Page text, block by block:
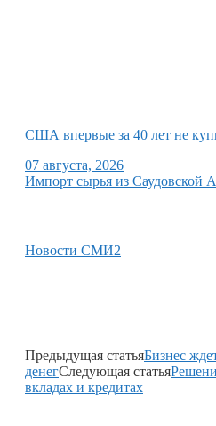
США впервые за 40 лет не
07 августа, 2026
Импорт сырья из Саудовской
Новости СМИ2
Предыдущая статьяБизнес
денегСледующая статья
вкладах и кредитах